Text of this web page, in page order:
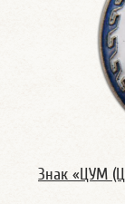
Знак «ЦУМ